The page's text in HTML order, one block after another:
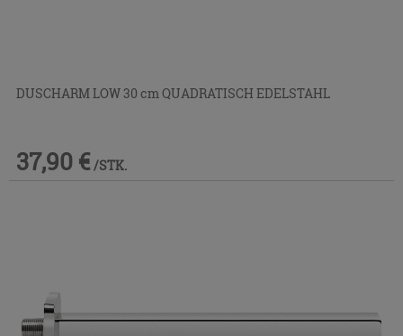
DUSCHARM LOW 30 cm QUADRATISCH EDELSTAHL
37,90 € /STK.